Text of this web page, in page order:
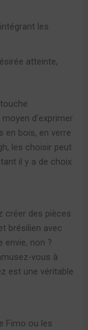
les
atteinte,
d’exprimer
en bois, en verre
les choisir peut
il y a de choix
créer des pièces
brésilien avec
envie, non ?
vous à
est une véritable
Fimo ou les